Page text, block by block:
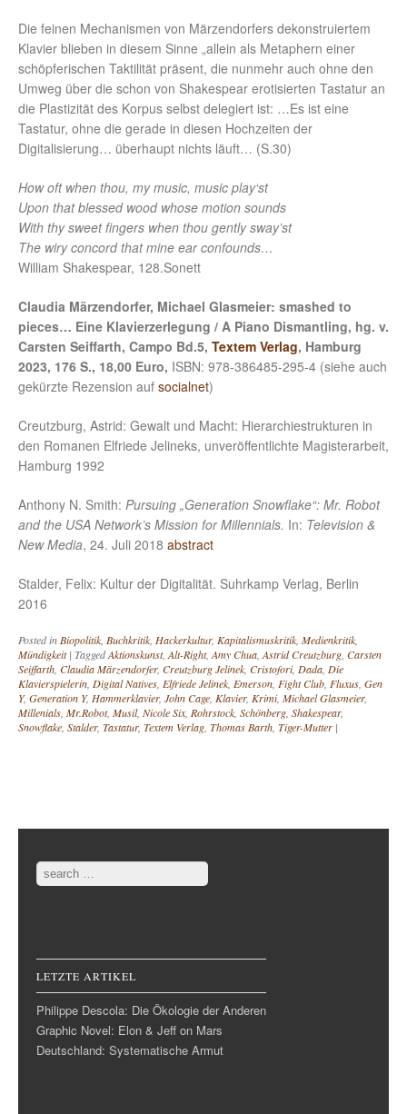
Die feinen Mechanismen von Märzendorfers dekonstruiertem
Klavier blieben in diesem Sinne „allein als Metaphern einer
schöpferischen Taktilität präsent, die nunmehr auch ohne den
Umweg über die schon von Shakespear erotisierten Tastatur an
die Plastizität des Korpus selbst delegiert ist: …Es ist eine
Tastatur, ohne die gerade in diesen Hochzeiten der
Digitalisierung… überhaupt nichts läuft… (S.30)
How oft when thou, my music, music play‘st
Upon that blessed wood whose motion sounds
With thy sweet fingers when thou gently sway’st
The wiry concord that mine ear confounds…
William Shakespear, 128.Sonett
Claudia Märzendorfer, Michael Glasmeier: smashed to
pieces… Eine Klavierzerlegung / A Piano Dismantling, hg. v.
Carsten Seiffarth, Campo Bd.5, Textem Verlag, Hamburg
2023, 176 S., 18,00 Euro, ISBN: 978-386485-295-4 (siehe auch
gekürzte Rezension auf socialnet)
Creutzburg, Astrid: Gewalt und Macht: Hierarchiestrukturen in
den Romanen Elfriede Jelineks, unveröffentlichte Magisterarbeit,
Hamburg 1992
Anthony N. Smith: Pursuing „Generation Snowflake“: Mr. Robot
and the USA Network’s Mission for Millennials. In: Television &
New Media, 24. Juli 2018 abstract
Stalder, Felix: Kultur der Digitalität. Suhrkamp Verlag, Berlin
2016
Posted inBiopolitik, Buchkritik, Hackerkultur, Kapitalismuskritik, Medienkritik,
Mündigkeit | TaggedAktionskunst,Alt-Right,Amy Chua,Astrid Creutzburg, Carsten
Seiffarth, Claudia Märzendorfer, Creutzburg Jelinek, Cristofori, Dada, Die
Klavierspielerin, Digital Natives, Elfriede Jelinek, Emerson, Fight Club, Fluxus, Gen
Y, Generation Y, Hammerklavier, John Cage, Klavier, Krimi, Michael Glasmeier,
Millenials, Mr.Robot, Musil, Nicole Six, Rohrstock, Schönberg, Shakespear,
Snowflake, Stalder, Tastatur, Textem Verlag, Thomas Barth, Tiger-Mutter |
Post navigation
Search
LETZTE ARTIKEL
Philippe Descola: Die Ökologie der Anderen
Graphic Novel: Elon & Jeff on Mars
Deutschland: Systematische Armut